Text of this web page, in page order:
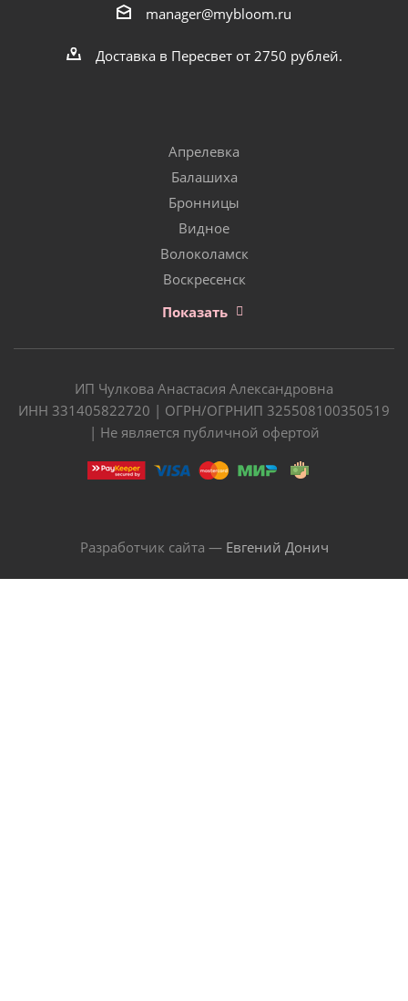
manager@mybloom.ru
Доставка в Пересвет от 2750 рублей.
Апрелевка
Балашиха
Бронницы
Видное
Волоколамск
Воскресенск
Показать
ИП Чулкова Анастасия Александровна
ИНН 331405822720 | ОГРН/ОГРНИП 325508100350519
| Не является публичной офертой
Разработчик сайта — Евгений Донич